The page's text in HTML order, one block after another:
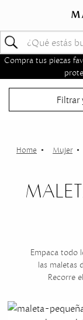
Compra tus piezas
Filtrar
Mujer
Empaca todo
las maletas
Recorre